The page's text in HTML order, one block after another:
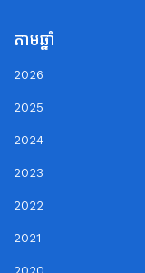
តាមឆ្នាំ
2026
2025
2024
2023
2022
2021